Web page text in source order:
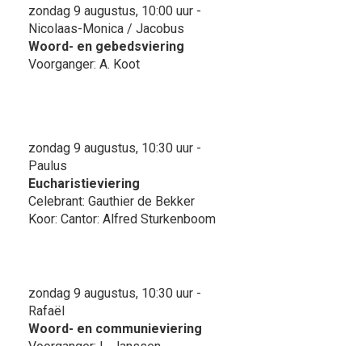
zondag 9 augustus, 10:00 uur -
Nicolaas-Monica / Jacobus
Woord- en gebedsviering
Voorganger: A. Koot
zondag 9 augustus, 10:30 uur -
Paulus
Eucharistieviering
Celebrant: Gauthier de Bekker
Koor: Cantor: Alfred Sturkenboom
zondag 9 augustus, 10:30 uur -
Rafaël
Woord- en communieviering